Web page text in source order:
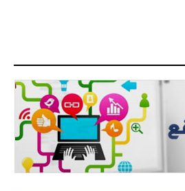
أوهارا: "محرز، فودن ودي بروين..
ثلاثي من نار"
18:30
- 2021/07/25
لوكاتيلي يؤكد نيته في الانتقال إلى
جوفنتوس عبر تويتر!
18:10
- 2021/07/25